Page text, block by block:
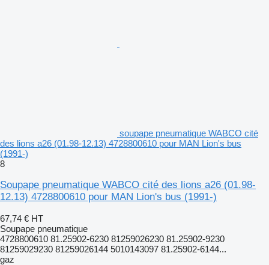
soupape pneumatique WABCO cité
des lions a26 (01.98-12.13) 4728800610 pour MAN Lion's bus
(1991-)
8
Soupape pneumatique WABCO cité des lions a26 (01.98-
12.13) 4728800610 pour MAN Lion's bus (1991-)
67,74 € HT
Soupape pneumatique
4728800610 81.25902-6230 81259026230 81.25902-9230
81259029230 81259026144 5010143097 81.25902-6144...
gaz